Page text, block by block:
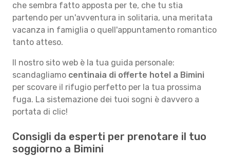
che sembra fatto apposta per te, che tu stia
partendo per un'avventura in solitaria, una meritata
vacanza in famiglia o quell'appuntamento romantico
tanto atteso.
Il nostro sito web è la tua guida personale:
scandagliamo centinaia di offerte hotel a Bimini
per scovare il rifugio perfetto per la tua prossima
fuga. La sistemazione dei tuoi sogni è davvero a
portata di clic!
Consigli da esperti per prenotare il tuo
soggiorno a Bimini